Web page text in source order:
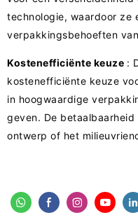
technologie, waardoor ze
verpakkingsbehoeften
Kostenefficiënte keuze :
kostenefficiënte keuze
in hoogwaardige
geven. De
ontwerp of het